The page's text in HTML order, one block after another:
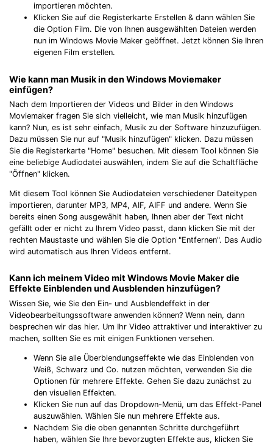
importieren möchten.
Klicken Sie auf die Registerkarte Erstellen & dann wählen Sie
die Option Film. Die von Ihnen ausgewählten Dateien werden
nun im Windows Movie Maker geöffnet. Jetzt können Sie Ihren
eigenen Film erstellen.
Wie kann man Musik in den Windows Moviemaker
einfügen?
Nach dem Importieren der Videos und Bilder in den Windows
Moviemaker fragen Sie sich vielleicht, wie man Musik hinzufügen
kann? Nun, es ist sehr einfach, Musik zu der Software hinzuzufügen.
Dazu müssen Sie nur auf "Musik hinzufügen" klicken. Dazu müssen
Sie die Registerkarte "Home" besuchen. Mit diesem Tool können Sie
eine beliebige Audiodatei auswählen, indem Sie auf die Schaltfläche
"Öffnen" klicken.
Mit diesem Tool können Sie Audiodateien verschiedener Dateitypen
importieren, darunter MP3, MP4, AIF, AIFF und andere. Wenn Sie
bereits einen Song ausgewählt haben, Ihnen aber der Text nicht
gefällt oder er nicht zu Ihrem Video passt, dann klicken Sie mit der
rechten Maustaste und wählen Sie die Option "Entfernen". Das Audio
wird automatisch aus Ihren Videos entfernt.
Kann ich meinem Video mit Windows Movie Maker die
Effekte Einblenden und Ausblenden hinzufügen?
Wissen Sie, wie Sie den Ein- und Ausblendeffekt in der
Videobearbeitungssoftware anwenden können? Wenn nein, dann
besprechen wir das hier. Um Ihr Video attraktiver und interaktiver zu
machen, sollten Sie es mit einigen Funktionen versehen.
Wenn Sie alle Überblendungseffekte wie das Einblenden von
Weiß, Schwarz und Co. nutzen möchten, verwenden Sie die
Optionen für mehrere Effekte. Gehen Sie dazu zunächst zu
den visuellen Effekten.
Klicken Sie nun auf das Dropdown-Menü, um das Effekt-Panel
auszuwählen. Wählen Sie nun mehrere Effekte aus.
Nachdem Sie die oben genannten Schritte durchgeführt
haben, wählen Sie Ihre bevorzugten Effekte aus, klicken Sie